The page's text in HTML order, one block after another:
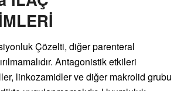
Çözelti, diğer parenteral
Antagonistik etkileri
linkozamidler ve diğer makrolid grubu